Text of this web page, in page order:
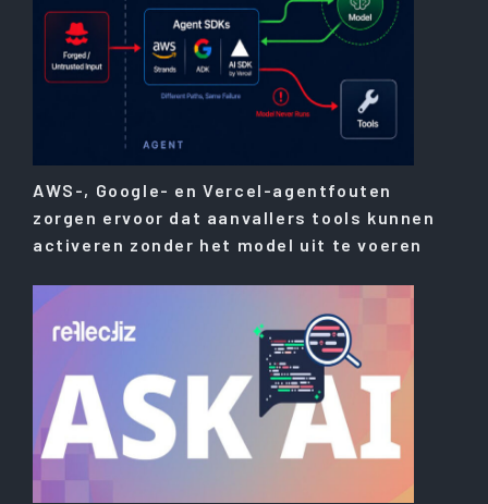
AWS-, Google- en Vercel-agentfouten
zorgen ervoor dat aanvallers tools kunnen
activeren zonder het model uit te voeren